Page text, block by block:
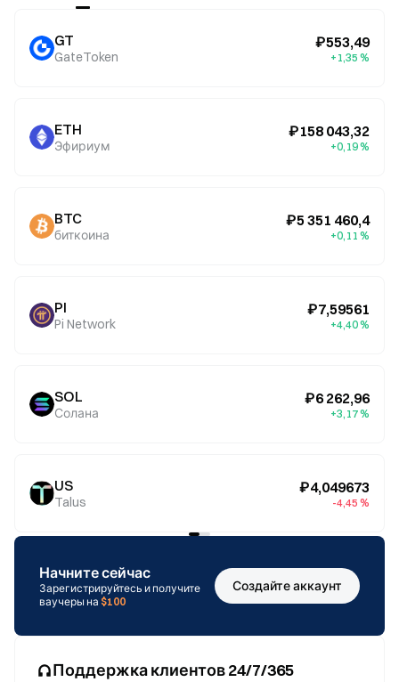
GT
GateToken
₽553,49
+1,35 %
ETH
Эфириум
₽158 043,32
+0,19 %
BTC
биткоина
₽5 351 460,4
+0,11 %
PI
Pi Network
₽7,59561
+4,40 %
SOL
Солана
₽6 262,96
+3,17 %
US
Talus
₽4,049673
-4,45 %
Начните сейчас
Зарегистрируйтесь и получите
ваучеры на $100
Создайте аккаунт
Поддержка клиентов 24/7/365